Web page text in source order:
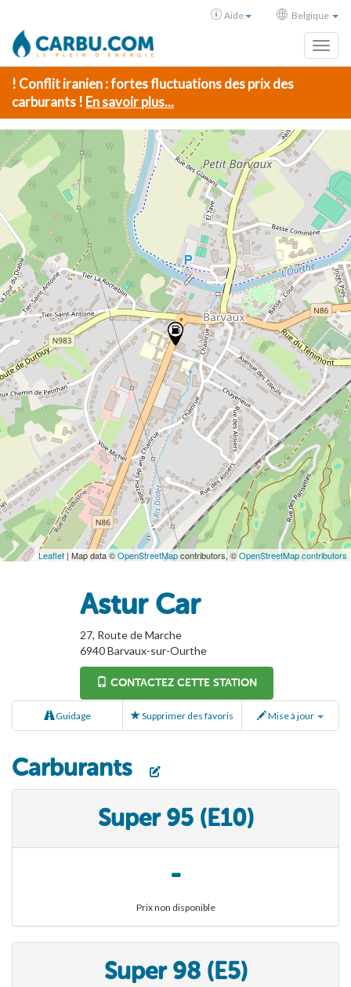
Aide Belgique
! Conflit iranien : fortes fluctuations des prix des
carburants ! En savoir plus...
Leaflet | Map data ©OpenStreetMapcontributors, ©OpenStreetMap contributors
Astur Car
27, Route de Marche
6940Barvaux-sur-Ourthe
CONTACTEZ CETTE STATION
Guidage Supprimer des favoris Mise à jour
Carburants
Super 95 (E10)
-
Prix non disponible
Super 98 (E5)